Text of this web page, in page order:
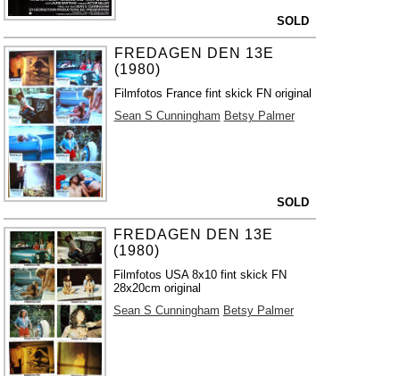
SOLD
FREDAGEN DEN 13E
(1980)
Filmfotos France fint skick FN original
Sean S Cunningham Betsy Palmer
SOLD
FREDAGEN DEN 13E
(1980)
Filmfotos USA 8x10 fint skick FN
28x20cm original
Sean S Cunningham Betsy Palmer